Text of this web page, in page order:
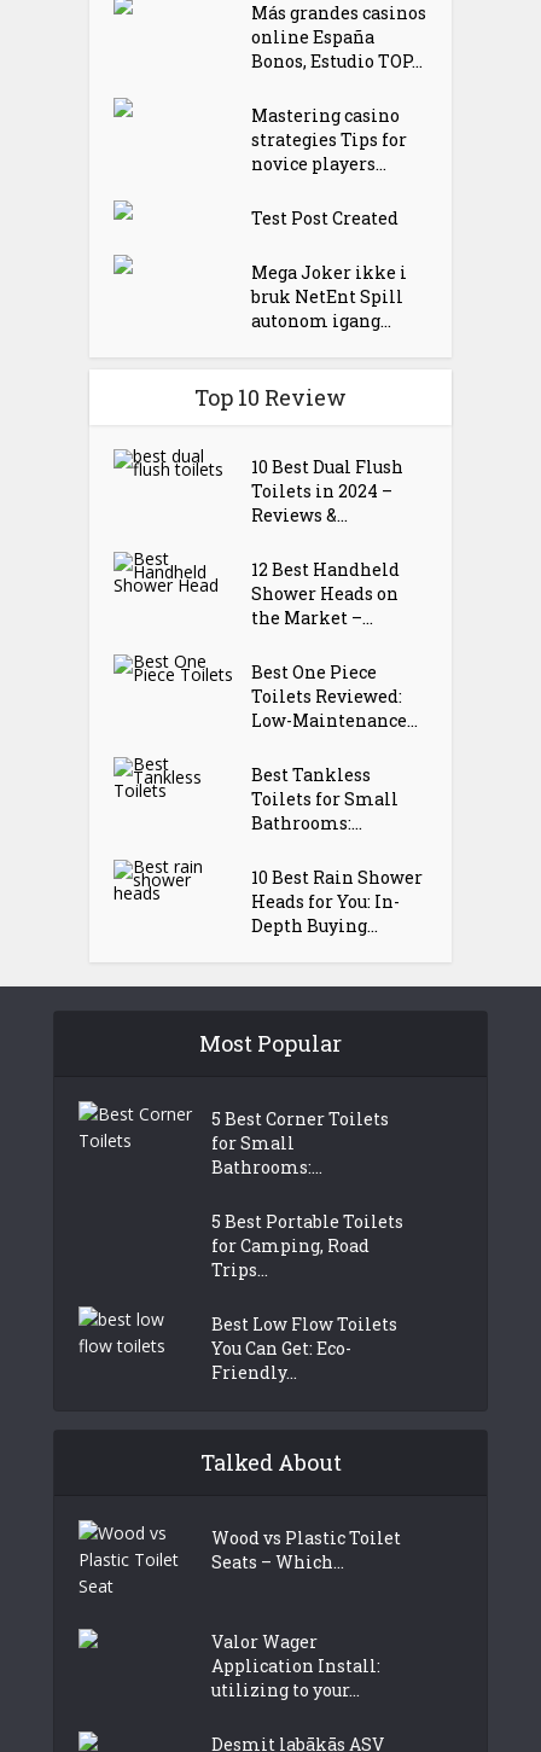
Más grandes casinos
online España
Bonos, Estudio TOP...
Mastering casino
strategies Tips for
novice players...
Test Post Created
Mega Joker ikke i
bruk NetEnt Spill
autonom igang...
Top 10 Review
10 Best Dual Flush
Toilets in 2024 –
Reviews &...
12 Best Handheld
Shower Heads on
the Market –...
Best One Piece
Toilets Reviewed:
Low-Maintenance...
Best Tankless
Toilets for Small
Bathrooms:...
10 Best Rain Shower
Heads for You: In-
Depth Buying...
Most Popular
5 Best Corner Toilets
for Small
Bathrooms:...
5 Best Portable Toilets
for Camping, Road
Trips...
Best Low Flow Toilets
You Can Get: Eco-
Friendly...
Talked About
Wood vs Plastic Toilet
Seats – Which...
Valor Wager
Application Install:
utilizing to your...
Desmit labākās ASV